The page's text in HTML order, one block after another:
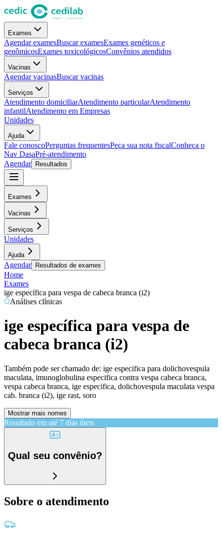
Exames
Agendar examesBuscar examesExames genéticos e
genômicosExames toxicológicosConvênios atendidos
Vacinas
Agendar vacinasBuscar vacinas
Serviços
Atendimento domiciliarAtendimento particularAtendimento
infantilAtendimento em Empresas
Unidades
Ajuda
Fale conoscoPerguntas frequentesPeça sua nota fiscalConheça o
Nav DasaPré-atendimento
Agendar
Resultados
Exames
Vacinas
Serviços
Unidades
Ajuda
Agendar Resultados de exames
Home
Exames
ige específica para vespa de cabeca branca (i2)
Análises clínicas
ige específica para vespa de
cabeca branca (i2)
Também pode ser chamado de: ige especifica para dolichovespula
maculata, imunoglobulina especifica contra vespa cabeca branca,
vespa cabeca branca, ige especifica, dolichovespula maculata vespa
cab. branca (i2), ige rast, soro
Mostrar mais nomes
Resultado em até 7 dias úteis
Qual seu convênio?
Sobre o atendimento